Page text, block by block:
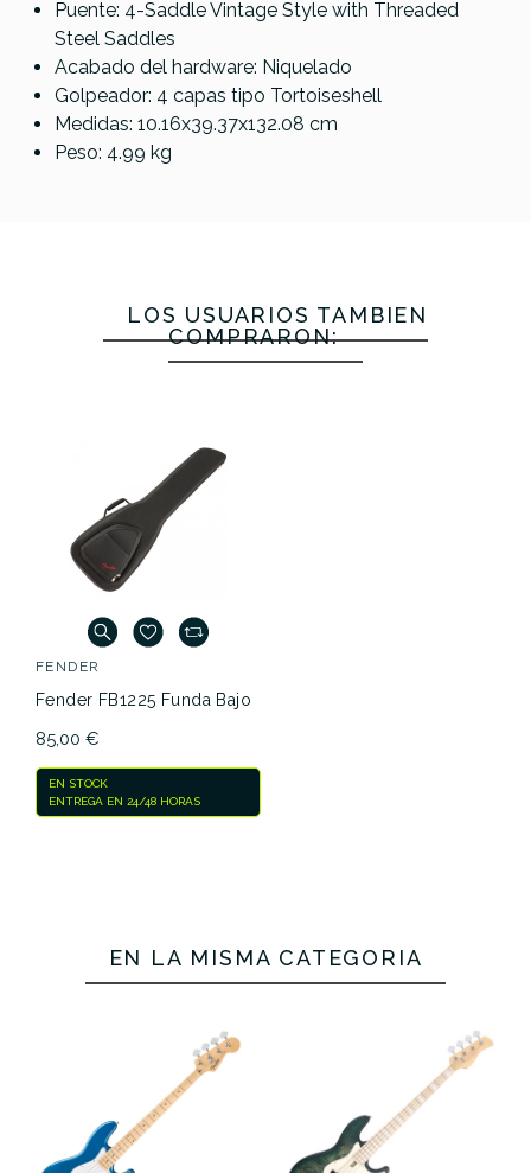
Puente: 4-Saddle Vintage Style with Threaded
Steel Saddles
Acabado del hardware: Niquelado
Golpeador: 4 capas tipo Tortoiseshell
Medidas: 10.16x39.37x132.08 cm
Peso: 4.99 kg
LOS USUARIOS TAMBIÉN
COMPRARON:
FENDER
Fender FB1225 Funda Bajo
85,00 €
EN STOCK
ENTREGA EN 24/48 HORAS
EN LA MISMA CATEGORÍA